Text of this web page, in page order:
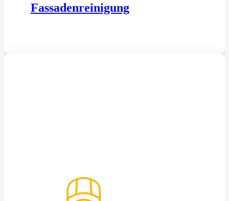
Fassadenreinigung